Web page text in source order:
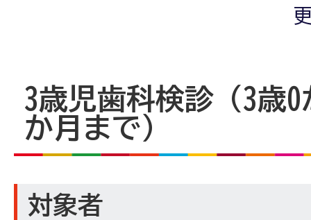
3歳児歯科検診（3歳0
か月まで）
対象者